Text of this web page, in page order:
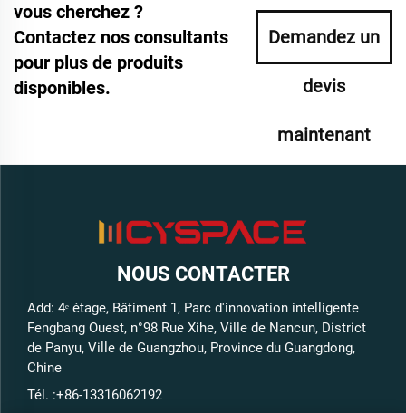
vous cherchez ?
Contactez nos consultants
pour plus de produits
disponibles.
Demandez un
devis
maintenant
NOUS CONTACTER
Add: 4ᵉ étage, Bâtiment 1, Parc d'innovation intelligente
Fengbang Ouest, n°98 Rue Xihe, Ville de Nancun, District
de Panyu, Ville de Guangzhou, Province du Guangdong,
Chine
Tél. :+86-13316062192